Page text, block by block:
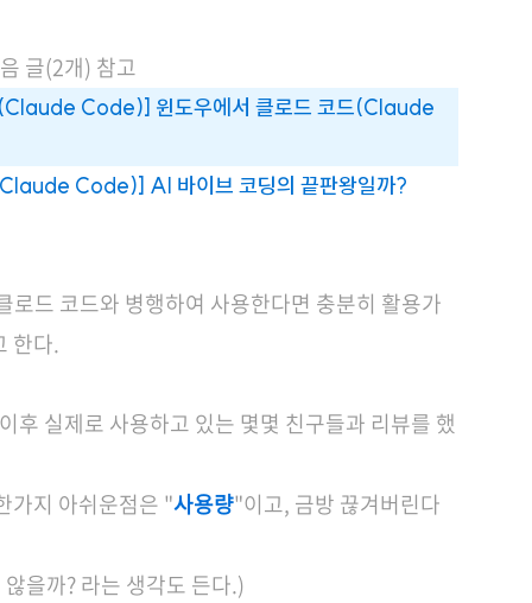
글(2개) 참고
Code)] 윈도우에서 클로드 코드(Claude
Code)] AI 바이브 코딩의 끝판왕일까?
드 코드와 병행하여 사용한다면 충분히 활용가
한다.
후 실제로 사용하고 있는 몇몇 친구들과 리뷰를 했
가지 아쉬운점은 "사용량"이고, 금방 끊겨버린다
을까? 라는 생각도 든다.)